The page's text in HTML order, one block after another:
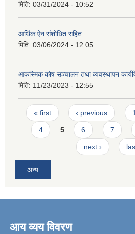
मिति: 03/31/2024 - 10:52
आर्थिक ऐन संशोधित सहित
मिति: 03/06/2024 - 12:05
आकस्मिक कोष सञ्चालन तथा व्यवस्थापन
मिति: 11/23/2023 - 12:55
Pages
« first ‹ previous 1
4 5 6 7
next ›
अन्य
आय व्यय विवरण